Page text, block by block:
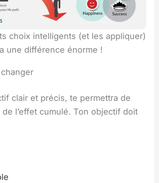
choix intelligents (et les appliquer)
une différence énorme !
clair et précis, te permettra de
l’effet cumulé. Ton objectif doit